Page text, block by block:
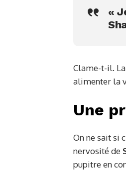
«
Clame-t-il.
alimenter la
Une
On ne sait si
nervosité de
pupitre en